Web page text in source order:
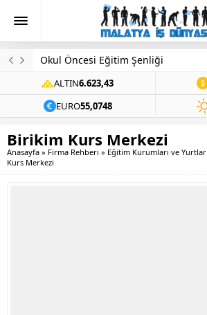
Evinde Ölü Bulundu
ALTIN6.623,43
EURO55,0748
Birikim Kurs Merkezi
Anasayfa » Firma Rehberi » Eğitim Kurumları ve Yurtlar
Kurs Merkezi